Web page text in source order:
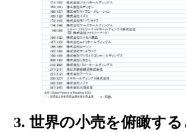
3. 世界の小売を俯瞰す